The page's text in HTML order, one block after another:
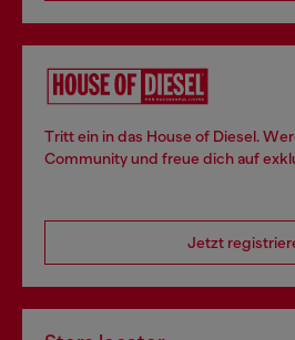
Tritt ein in das House of Diesel.
Community und freue dich auf
Jetzt